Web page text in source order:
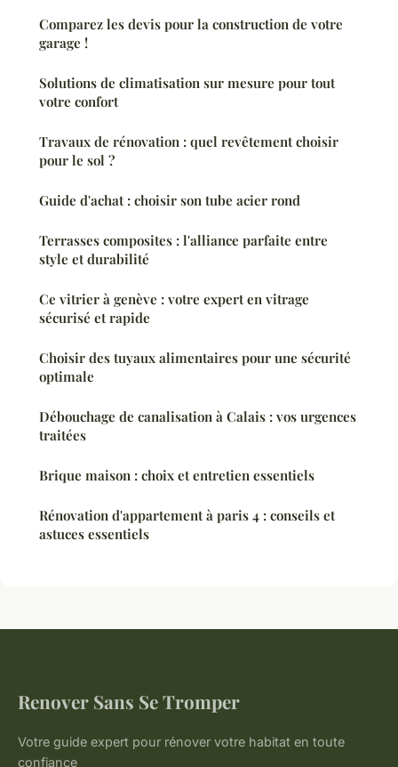
Comparez les devis pour la construction de votre
garage !
Solutions de climatisation sur mesure pour tout
votre confort
Travaux de rénovation : quel revêtement choisir
pour le sol ?
Guide d'achat : choisir son tube acier rond
Terrasses composites : l'alliance parfaite entre
style et durabilité
Ce vitrier à genève : votre expert en vitrage
sécurisé et rapide
Choisir des tuyaux alimentaires pour une sécurité
optimale
Débouchage de canalisation à Calais : vos urgences
traitées
Brique maison : choix et entretien essentiels
Rénovation d'appartement à paris 4 : conseils et
astuces essentiels
Renover Sans Se Tromper
Votre guide expert pour rénover votre habitat en toute
confiance